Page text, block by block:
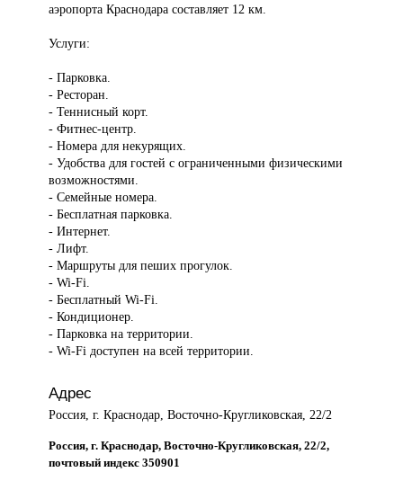
аэропорта Краснодара составляет 12 км.
Услуги:
- Парковка.
- Ресторан.
- Теннисный корт.
- Фитнес-центр.
- Номера для некурящих.
- Удобства для гостей с ограниченными физическими
возможностями.
- Семейные номера.
- Бесплатная парковка.
- Интернет.
- Лифт.
- Маршруты для пеших прогулок.
- Wi-Fi.
- Бесплатный Wi-Fi.
- Кондиционер.
- Парковка на территории.
- Wi-Fi доступен на всей территории.
Адрес
Россия, г. Краснодар, Восточно-Кругликовская, 22/2
Россия, г. Краснодар, Восточно-Кругликовская, 22/2,
почтовый индекс 350901